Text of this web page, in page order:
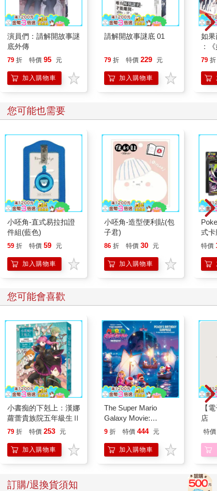
演員們：請解開故事謎
底外傳
79 折 特價 95 元
加入購物車
請解開故事謎底 01
79 折 特價 229 元
加入購物車
如
：
喵
79 折
您可能也需要
小呸角-直式易拉扣證
件組(藍色)
59 折 特價 59 元
加入購物車
小呸角-造型便利貼(包
子君)
86 折 特價 30 元
加入購物車
式
化
10
特價
您可能會喜歡
小書痴的下剋上：漢娜
蘿蕾貴族院五年級生Ⅱ
79 折 特價 253 元
加入購物車
The Super Mario
Galaxy Movie:
Peach`s Birthday
Mario Galaxy Movie
Storybook
9 折 特價 444 元
加入購物車
【
店
特價
訂購/退換貨須知